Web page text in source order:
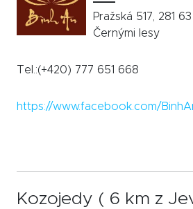
Pražská 517, 281
Černými lesy
Tel.:(+420) 777 651 668
https://www.facebook.com/
Kozojedy ( 6 km z